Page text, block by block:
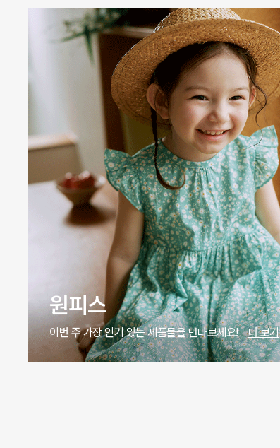
바디슈트
이번 주 가장 인기 있는 제품들을 만나보세요! 더 보기